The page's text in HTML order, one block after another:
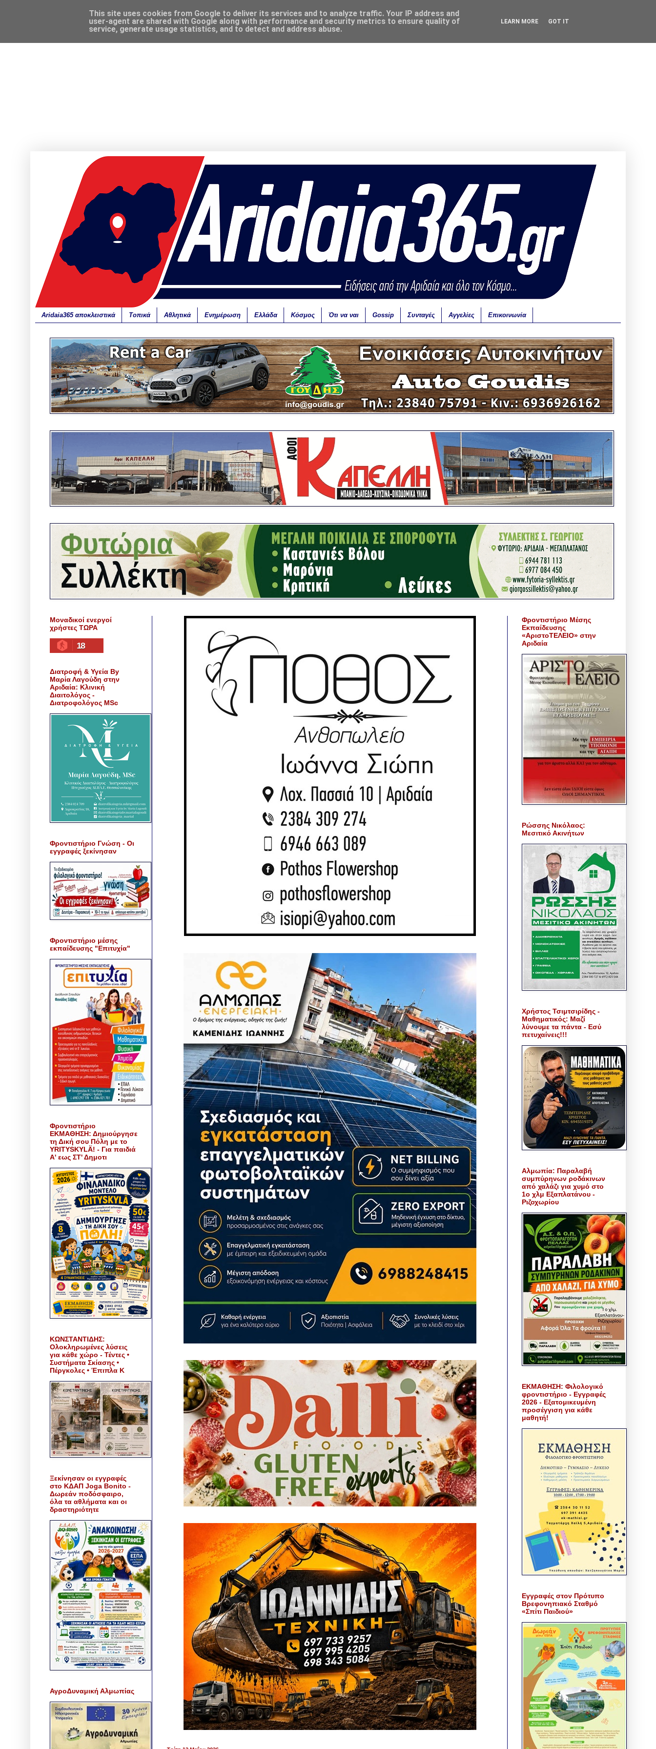
Aridaia365 αποκλειστικά Τοπικά Αθλητικά Ενημέρωση Ελλάδα Κόσμος Ότι να ναι Gossip Συνταγές Αγγελίες Επικοινωνία
Μοναδικοί ενεργοί
χρήστες ΤΩΡΑ
18
Διατροφή & Υγεία By
Μαρία Λαγούδη στην
Αριδαία: Κλινική
Διαιτολόγος -
Διατροφολόγος MSc
Φροντιστήριο Γνώση - Οι
εγγραφές ξεκίνησαν
Φροντιστήριο μέσης
εκπαίδευσης "Επιτυχία"
Φροντιστήριο
ΕΚΜΑΘΗΣΗ: Δημιούργησε
τη Δική σου Πόλη με το
YRITYSKYLÄ! - Για παιδιά
Α' εως ΣΤ' Δημοτι
ΚΩΝΣΤΑΝΤΙΔΗΣ:
Ολοκληρωμένες λύσεις
για κάθε χώρο - Τέντες •
Συστήματα Σκίασης •
Πέργκολες • Έπιπλα Κ
Ξεκίνησαν οι εγγραφές
στο ΚΔΑΠ Joga Bonito -
Δωρεάν ποδόσφαιρο,
όλα τα αθλήματα και οι
δραστηριότητε
ΑγροΔυναμική Αλμωπίας
Φροντιστήριο Μέσης
Εκπαίδευσης
«ΑριστοΤΕΛΕΙΟ» στην
Αριδαία
Ρώσσης Νικόλαος:
Μεσιτικό Ακινήτων
Χρήστος Τσιμτσιρίδης -
Μαθηματικός: Μαζί
λύνουμε τα πάντα - Εσύ
πετυχαίνεις!!!
Αλμωπία: Παραλαβή
συμπύρηνων ροδάκινων
από χαλάζι για χυμό στο
1ο χλμ Εξαπλατάνου -
Ριζοχωρίου
ΕΚΜΑΘΗΣΗ: Φιλολογικό
φροντιστήριο - Εγγραφές
2026 - Εξατομικευμένη
προσέγγιση για κάθε
μαθητή!
Εγγραφές στον Πρότυπο
Βρεφονηπιακό Σταθμό
«Σπίτι Παιδιού»
This site uses cookies from Google to deliver its services and to analyze traffic. Your IP address and
user-agent are shared with Google along with performance and security metrics to ensure quality of
service, generate usage statistics, and to detect and address abuse.
LEARN MORE GOT IT